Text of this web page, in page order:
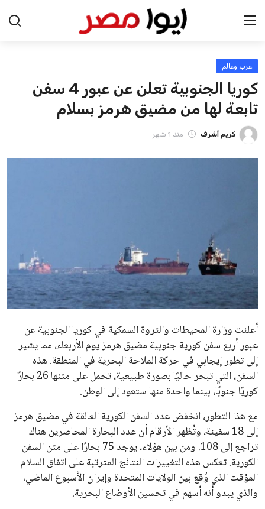
الرئيسية
اخبار مصر
عرب وعالم
فن وثقافة
علوم وتكنولوجيا
المرأة والجمال
حوادث
محافظات
عرب وعالم
كوريا الجنوبية تعلن عن عبور 4 سفن
تابعة لها من مضيق هرمز بسلام
كريم أشرف منذ 1 شهر
أعلنت وزارة المحيطات والثروة السمكية في كوريا الجنوبية عن
عبور أربع سفن كورية جنوبية مضيق هرمز يوم الأربعاء، مما يشير
إلى تطور إيجابي في حركة الملاحة البحرية في المنطقة. هذه
السفن، التي تبحر حاليًا بصورة طبيعية، تحمل على متنها 26 بحارًا
كوريًا جنوبًا، بينما واحدة منها ستعود إلى الوطن.
مع هذا التطور، انخفض عدد السفن الكورية العالقة في مضيق هرمز
إلى 18 سفينة، وتُظهر الأرقام أن عدد البحارة المحاصرين هناك
تراجع إلى 108. ومن بين هؤلاء، يوجد 75 بحارًا على متن السفن
الكورية. تعكس هذه التغييرات النتائج المترتبة على اتفاق السلام
المؤقت الذي وُقع بين الولايات المتحدة وإيران الأسبوع الماضي،
والذي يبدو أنه أسهم في تحسين الأوضاع البحرية.